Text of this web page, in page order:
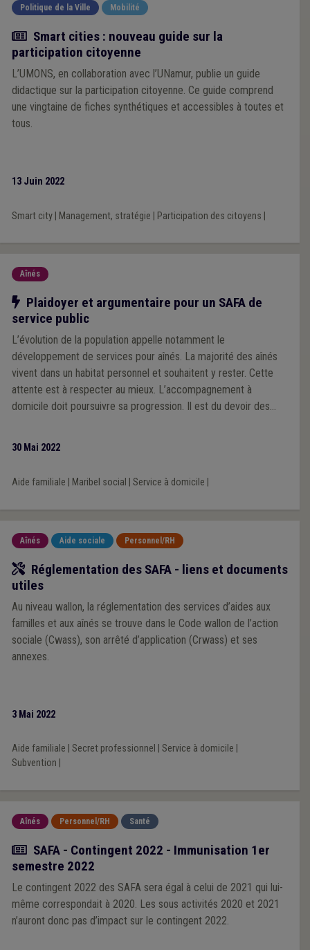
Politique de la Ville Mobilité
Actualité
Smart cities : nouveau guide sur la
participation citoyenne
L’UMONS, en collaboration avec l’UNamur, publie un guide
didactique sur la participation citoyenne. Ce guide comprend
une vingtaine de fiches synthétiques et accessibles à toutes et
tous.
13 Juin 2022
Smart city| Management, stratégie Participation des citoyens
Aînés
Notre action
Plaidoyer et argumentaire pour un SAFA de
service public
L’évolution de la population appelle notamment le
développement de services pour aînés. La majorité des aînés
vivent dans un habitat personnel et souhaitent y rester. Cette
attente est à respecter au mieux. L’accompagnement à
domicile doit poursuivre sa progression. Il est du devoir des
30 Mai 2022
Aide familiale Maribel social Service à domicile
Aînés Aide sociale Personnel/RH
Outil
Réglementation des SAFA - liens et documents
utiles
Au niveau wallon, la réglementation des services d’aides aux
familles et aux aînés se trouve dans le Code wallon de l’action
sociale (Cwass), son arrêté d’application (Crwass) et ses
annexes.
3 Mai 2022
Aide familiale Secret professionnel Service à domicile
Subvention
Aînés Personnel/RH Santé
Actualité
SAFA - Contingent 2022 - Immunisation 1er
semestre 2022
Le contingent 2022 des SAFA sera égal à celui de 2021 qui lui-
même correspondait à 2020. Les sous activités 2020 et 2021
n’auront donc pas d’impact sur le contingent 2022.